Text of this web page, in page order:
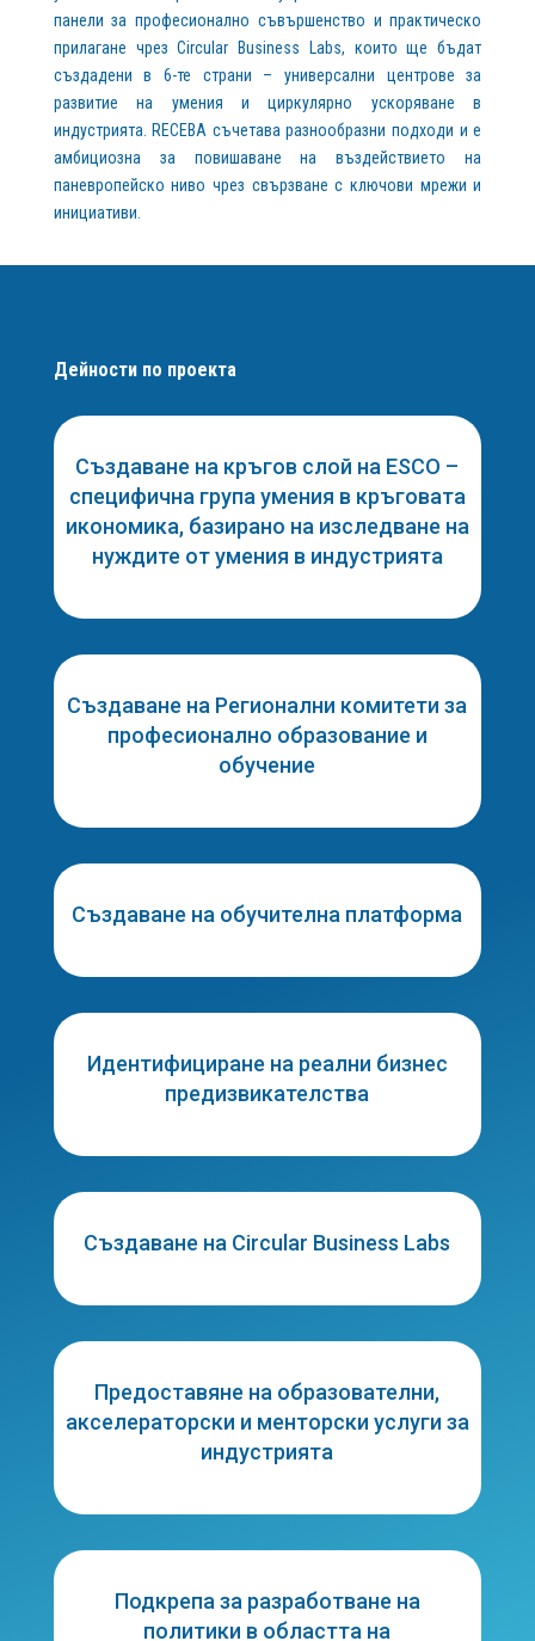
панели за професионално съвършенство и практическо
прилагане чрез Circular Business Labs, които ще бъдат
създадени в 6-те страни – универсални центрове за
развитие на умения и циркулярно ускоряване в
индустрията. RECEBA съчетава разнообразни подходи и е
амбициозна за повишаване на въздействието на
паневропейско ниво чрез свързване с ключови мрежи и
инициативи.
Дейности по проекта
Създаване на кръгов слой на ESCO –
специфична група умения в кръговата
икономика, базирано на изследване на
нуждите от умения в индустрията
Създаване на Регионални комитети за
професионално образование и
обучение
Създаване на обучителна платформа
Идентифициране на реални бизнес
предизвикателства
Създаване на Circular Business Labs
Предоставяне на образователни,
акселераторски и менторски услуги за
индустрията
Подкрепа за разработване на
политики в областта на